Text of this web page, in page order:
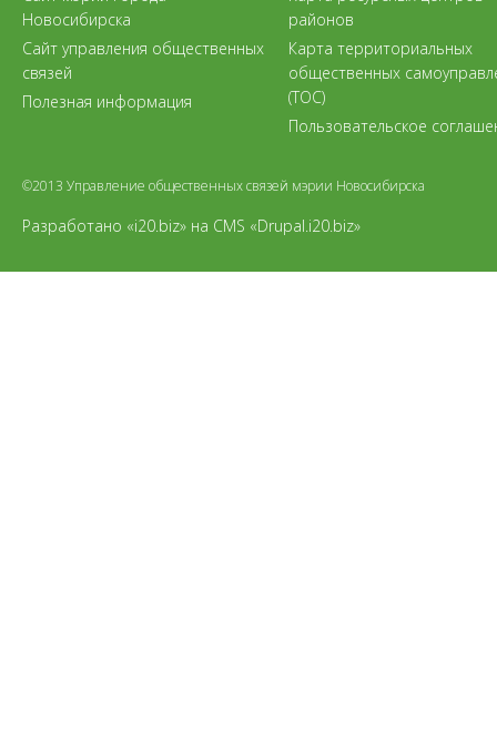
Новосибирска
Сайт управления общественных
связей
Полезная информация
районов
Карта территориальных
общественных
(ТОС)
Пользовательское
©2013 Управление общественных связей мэрии Новосибирска
Разработано «i20.biz» на CMS «Drupal.i20.biz»